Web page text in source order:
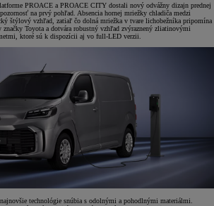
PROACE a PROACE CITY dostali nový odvážny dizajn prednej
na prvý pohľad. Absencia hornej mriežky chladiča medzi
štýlový vzhľad, zatiaľ čo dolná mriežka v tvare lichobežníka pripomína
Toyota a dotvára robustný vzhľad zvýraznený zliatinovými
ktoré sú k dispozícii aj vo full-LED verzii.
technológie snúbia s odolnými a pohodlnými materiálmi.